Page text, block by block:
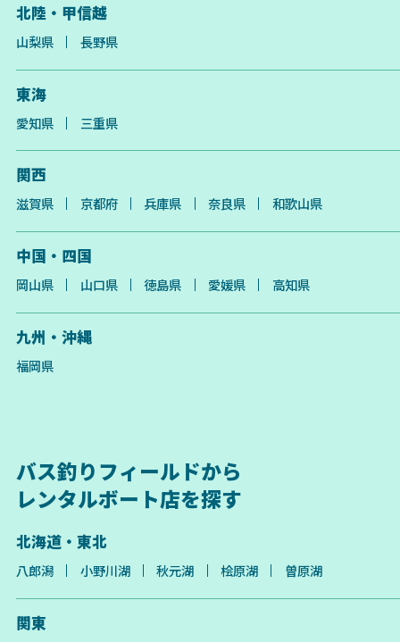
北陸・甲信越
山梨県 長野県
東海
愛知県 三重県
関西
滋賀県 京都府 兵庫県 奈良県 和歌山県
中国・四国
岡山県 山口県 徳島県 愛媛県 高知県
九州・沖縄
福岡県
バス釣りフィールドから
レンタルボート店を探す
北海道・東北
八郎潟 小野川湖 秋元湖 桧原湖 曽原湖
関東